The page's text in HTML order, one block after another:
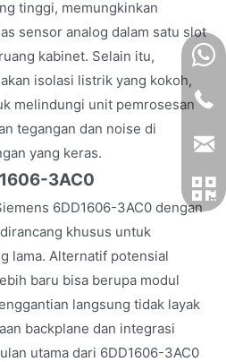
tinggi, memungkinkan
sensor analog dalam satu slot
kabinet. Selain itu,
isolasi listrik yang kokoh,
melindungi unit pemrosesan
tegangan dan noise di
yang keras.
3AC0
6DD1606-3AC0 dengan
khusus untuk
lama. Alternatif potensial
baru bisa berupa modul
langsung tidak layak
backplane dan integrasi
utama dari 6DD1606-3AC0